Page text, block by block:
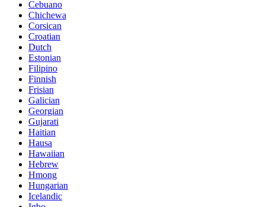
Cebuano
Chichewa
Corsican
Croatian
Dutch
Estonian
Filipino
Finnish
Frisian
Galician
Georgian
Gujarati
Haitian
Hausa
Hawaiian
Hebrew
Hmong
Hungarian
Icelandic